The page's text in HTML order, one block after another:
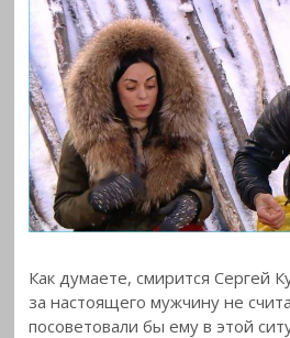
Как думаете, смирится Сергей
за настоящего мужчину не
посоветовали бы ему в этой